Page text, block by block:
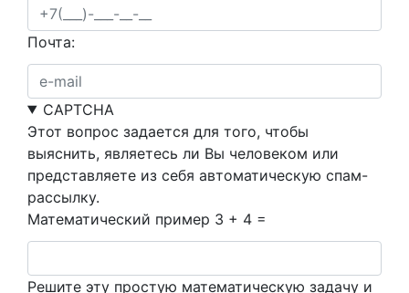
Почта:
CAPTCHA
Этот вопрос задается для того, чтобы
выяснить, являетесь ли Вы человеком или
представляете из себя автоматическую спам-
рассылку.
Математический пример 3 + 4 =
Решите эту простую математическую задачу и